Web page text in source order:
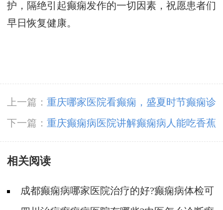
护，隔绝引起癫痫发作的一切因素，祝愿患者们
早日恢复健康。
上一篇： 重庆哪家医院看癫痫，盛夏时节癫痫诊
疗后应当重视些什么?
下一篇： 重庆癫痫病医院讲解癫痫病人能吃香蕉
吗?
相关阅读
成都癫痫病哪家医院治疗的好?癫痫病体检可